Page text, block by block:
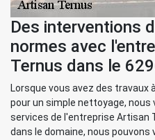
Des interventions
normes avec
Ternus dans le
Lorsque vous avez des
pour un simple nettoyage,
services de l'entreprise Artisan
dans le domaine, nous